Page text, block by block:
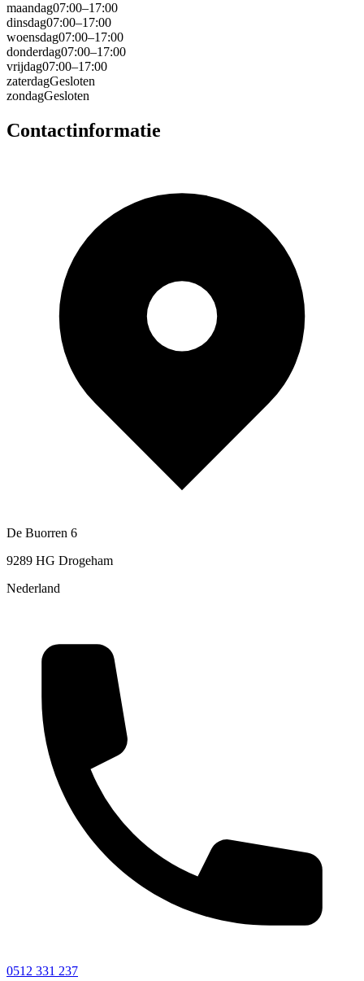
maandag07:00–17:00
dinsdag07:00–17:00
woensdag07:00–17:00
donderdag07:00–17:00
vrijdag07:00–17:00
zaterdagGesloten
zondagGesloten
Contactinformatie
De Buorren 6
9289 HG Drogeham
Nederland
0512 331 237